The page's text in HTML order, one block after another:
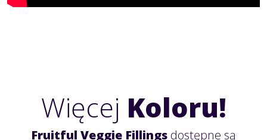
Więcej Koloru!
Fruitful Veggie Fillings dostępne są